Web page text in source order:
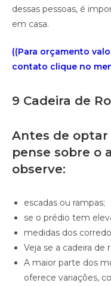
dessas pessoas, é
em casa.
((Para orçamento
contato clique no
9 Cadeira de
Antes de optar
pense sobre o
observe:
escadas ou rampas;
se o prédio tem
medidas dos
Veja se a cadeira de
A maior parte dos
oferece variações,